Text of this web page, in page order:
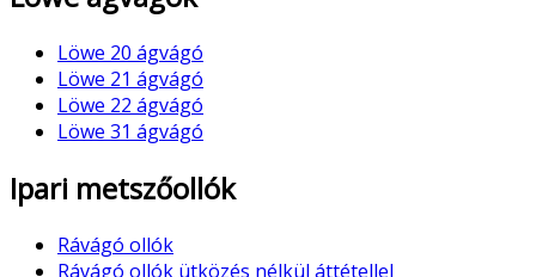
Löwe 20 ágvágó
Löwe 21 ágvágó
Löwe 22 ágvágó
Löwe 31 ágvágó
Ipari metszőollók
Rávágó ollók
Rávágó ollók ütközés nélkül áttétellel